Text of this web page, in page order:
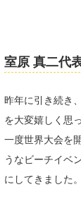
室原 真二代
昨年に引き続き
を大変嬉しく思
一度世界大会を
うなビーチイベ
にしてきました。